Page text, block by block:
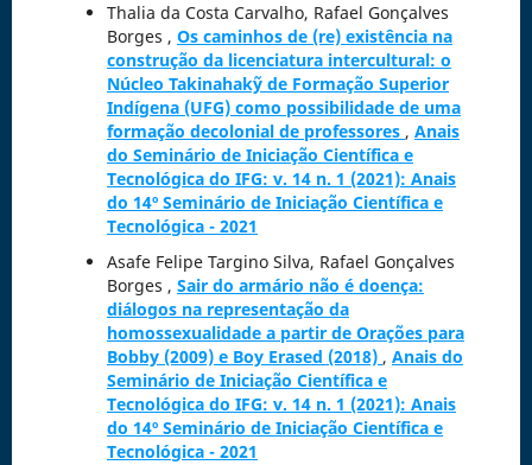
Thalia da Costa Carvalho, Rafael Gonçalves
Borges , Os caminhos de (re) existência na
construção da licenciatura intercultural: o
Núcleo Takinahakỹ de Formação Superior
Indígena (UFG) como possibilidade de uma
formação decolonial de professores , Anais
do Seminário de Iniciação Científica e
Tecnológica do IFG: v. 14 n. 1 (2021): Anais
do 14º Seminário de Iniciação Científica e
Tecnológica - 2021
Asafe Felipe Targino Silva, Rafael Gonçalves
Borges , Sair do armário não é doença:
diálogos na representação da
homossexualidade a partir de Orações para
Bobby (2009) e Boy Erased (2018) , Anais do
Seminário de Iniciação Científica e
Tecnológica do IFG: v. 14 n. 1 (2021): Anais
do 14º Seminário de Iniciação Científica e
Tecnológica - 2021